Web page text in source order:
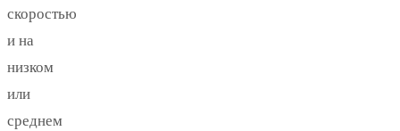
скоростью
и на
низком
или
среднем